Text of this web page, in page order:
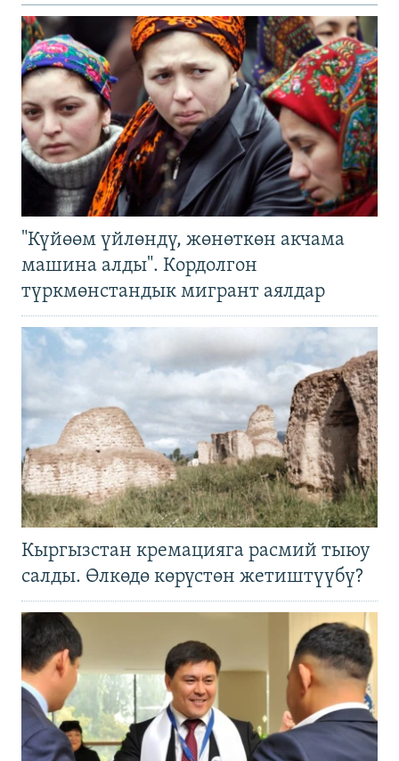
"Күйөөм үйлөндү, жөнөткөн акчама
машина алды". Кордолгон
түркмөнстандык мигрант аялдар
Кыргызстан кремацияга расмий тыюу
салды. Өлкөдө көрүстөн жетиштүүбү?